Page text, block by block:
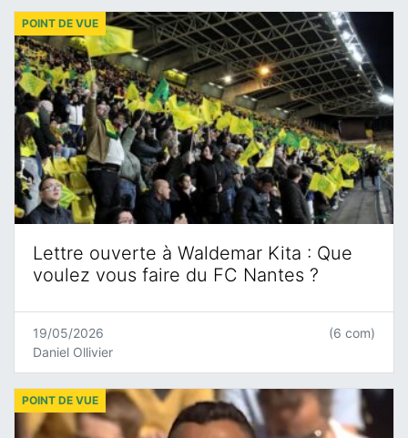
Lettre ouverte à Waldemar Kita : Que
voulez vous faire du FC Nantes ?
POINT DE VUE
19/05/2026
Daniel Ollivier
(6 com)
POINT DE VUE